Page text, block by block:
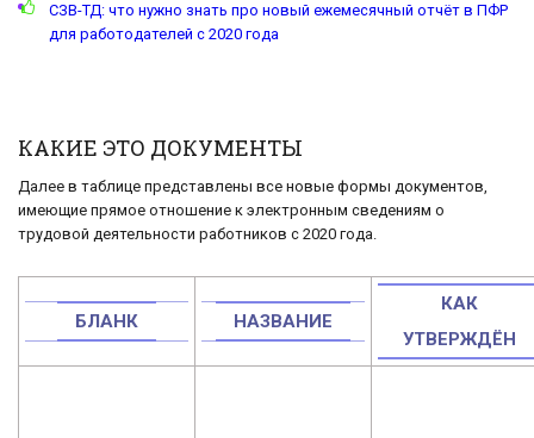
СЗВ-ТД: что нужно знать про новый ежемесячный отчёт в ПФР
для работодателей с 2020 года
КАКИЕ ЭТО ДОКУМЕНТЫ
Далее в таблице представлены все новые формы документов,
имеющие прямое отношение к электронным сведениям о
трудовой деятельности работников с 2020 года.
БЛАНК НАЗВАНИЕ
КАК
УТВЕРЖДЁН